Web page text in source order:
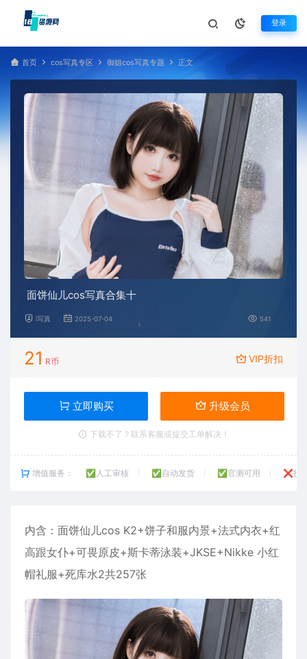
登录
首页 cos写真专区 御姐cos写真专题 正文
面饼仙儿cos写真合集十
i写真 2025-07-04 541
21 R币 VIP折扣
立即购买 升级会员
下载不了？联系客服或提交工单解决！
增值服务： ✅人工审核 ✅自动发货 ✅官测可用 ❌技
内含： 面饼仙儿cos K2+饼子和服内景+法式内衣+红
高跟女仆+可畏原皮+斯卡蒂泳装+JKSE+Nikke 小红
帽礼服+死库水2共257张